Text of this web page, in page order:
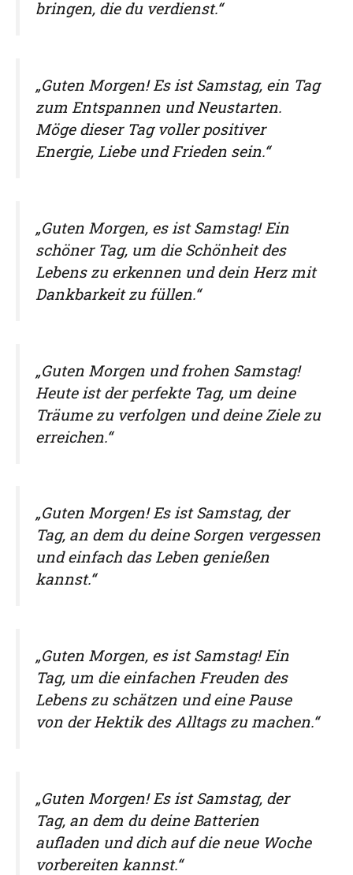
bringen, die du verdienst.“
„Guten Morgen! Es ist Samstag, ein Tag
zum Entspannen und Neustarten.
Möge dieser Tag voller positiver
Energie, Liebe und Frieden sein.“
„Guten Morgen, es ist Samstag! Ein
schöner Tag, um die Schönheit des
Lebens zu erkennen und dein Herz mit
Dankbarkeit zu füllen.“
„Guten Morgen und frohen Samstag!
Heute ist der perfekte Tag, um deine
Träume zu verfolgen und deine Ziele zu
erreichen.“
„Guten Morgen! Es ist Samstag, der
Tag, an dem du deine Sorgen vergessen
und einfach das Leben genießen
kannst.“
„Guten Morgen, es ist Samstag! Ein
Tag, um die einfachen Freuden des
Lebens zu schätzen und eine Pause
von der Hektik des Alltags zu machen.“
„Guten Morgen! Es ist Samstag, der
Tag, an dem du deine Batterien
aufladen und dich auf die neue Woche
vorbereiten kannst.“